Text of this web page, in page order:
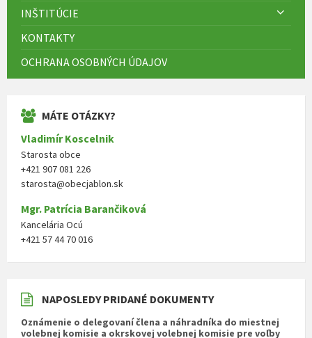
INŠTITÚCIE
KONTAKTY
OCHRANA OSOBNÝCH ÚDAJOV
MÁTE OTÁZKY?
Vladimír Koscelnik
Starosta obce
+421 907 081 226
starosta@obecjablon.sk
Mgr. Patrícia Barančiková
Kancelária Ocú
+421 57 44 70 016
NAPOSLEDY PRIDANÉ DOKUMENTY
Oznámenie o delegovaní člena a náhradníka do miestnej
volebnej komisie a okrskovej volebnej komisie pre voľby